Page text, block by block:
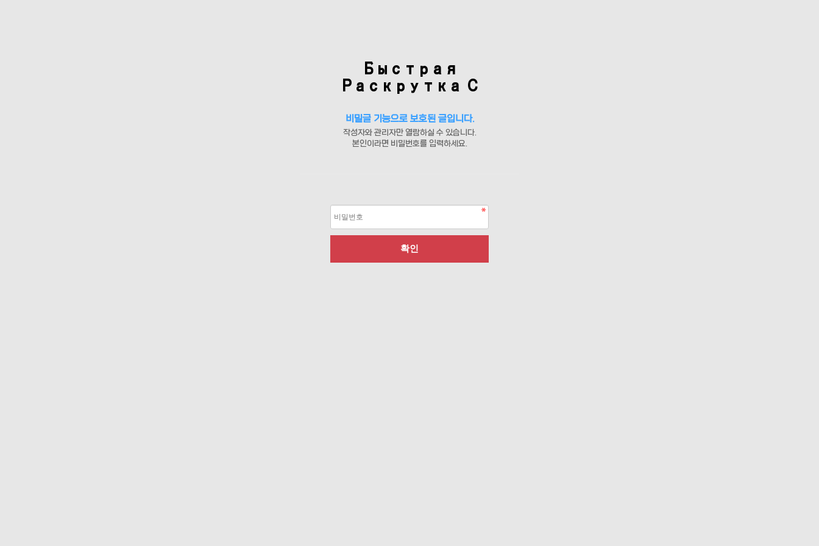
Быстрая
Раскрутка С
비밀글 기능으로 보호된 글입니다.
작성자와 관리자만 열람하실 수 있습니다.
본인이라면 비밀번호를 입력하세요.